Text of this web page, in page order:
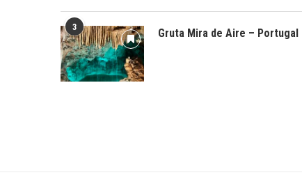
3 Gruta Mira de Aire – Portugal